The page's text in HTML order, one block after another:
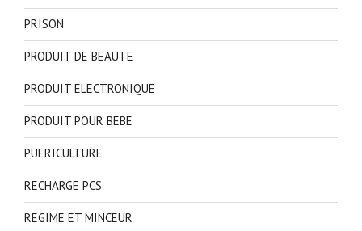
PRISON
PRODUIT DE BEAUTE
PRODUIT ELECTRONIQUE
PRODUIT POUR BEBE
PUERICULTURE
RECHARGE PCS
REGIME ET MINCEUR